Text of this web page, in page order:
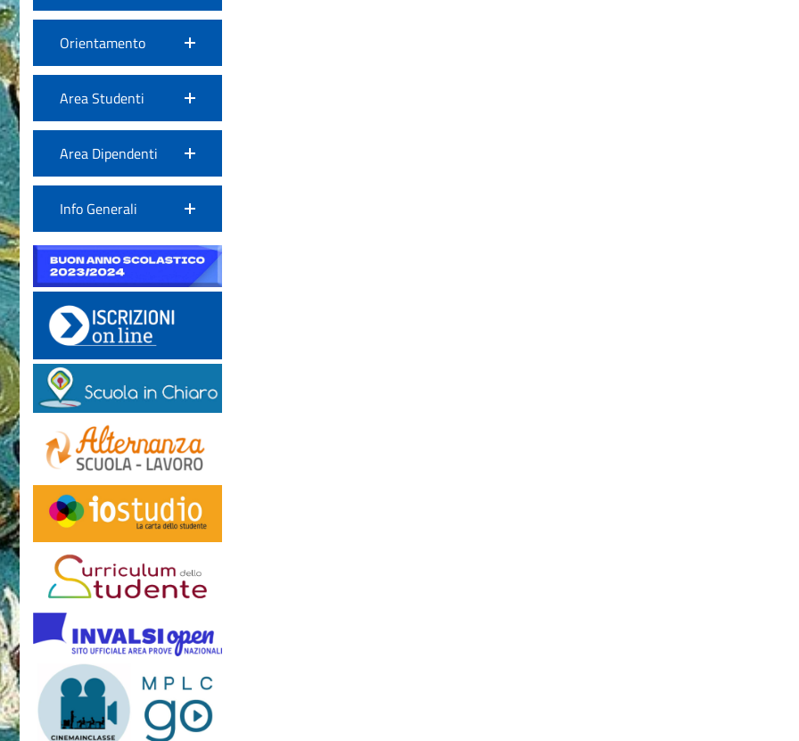
Orientamento
Area Studenti
Area Dipendenti
Info Generali